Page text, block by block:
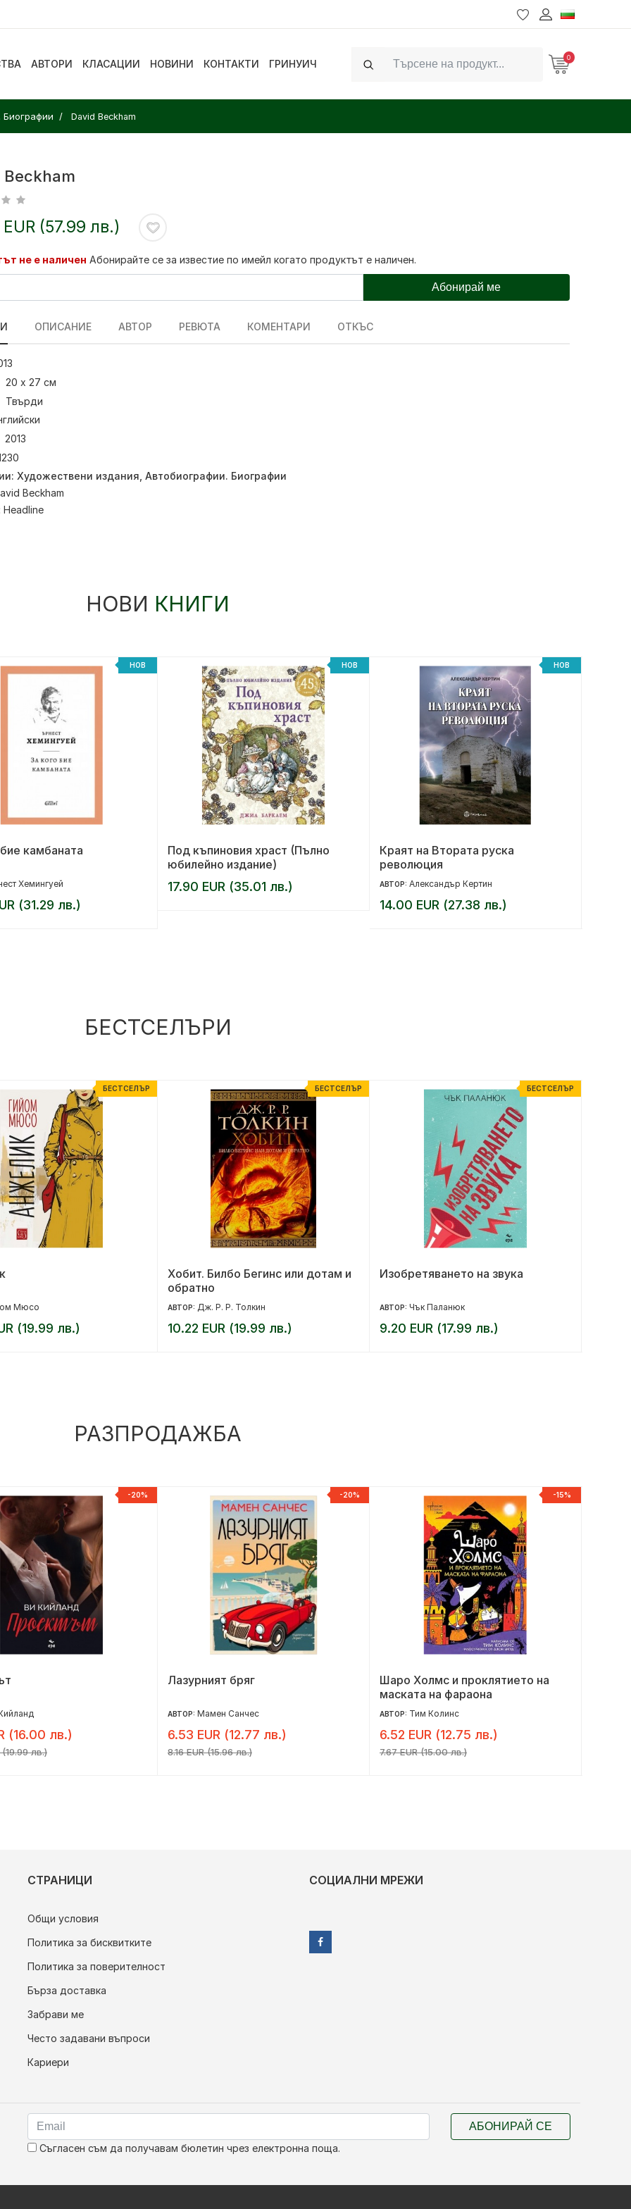
АВТОРИ КЛАСАЦИИ НОВИНИ КОНТАКТИ ГРИНУИЧ
Search
0
Биографии David Beckham
Beckham
(57.99 лв.)
не е наличен Абонирайте се за известие по имейл когато продуктът е наличен.
Абонирай ме
ОПИСАНИЕ АВТОР РЕВЮТА КОМЕНТАРИ ОТКЪС
20 х 27 см
Твърди
2013
Художествени издания Автобиографии. Биографии
Beckham
Headline
НОВИ КНИГИ
НОВ
камбаната
Хемингуей
(31.29 лв.)
НОВ
Под къпиновия храст (Пълно
юбилейно издание)
17.90 EUR (35.01 лв.)
НОВ
Краят на Втората руска
революция
АВТОР: Александър Кертин
14.00 EUR (27.38 лв.)
БЕСТСЕЛЪРИ
БЕСТСЕЛЪР
Мюсо
(19.99 лв.)
БЕСТСЕЛЪР
Хобит. Билбо Бегинс или дотам и
обратно
АВТОР: Дж. Р. Р. Толкин
10.22 EUR (19.99 лв.)
БЕСТСЕЛЪР
Изобретяването на звука
АВТОР: Чък Паланюк
9.20 EUR (17.99 лв.)
РАЗПРОДАЖБА
-20%
(16.00 лв.)
(19.99 лв.)
-20%
Лазурният бряг
АВТОР: Мамен Санчес
6.53 EUR (12.77 лв.)
8.16 EUR (15.96 лв.)
-15%
Шаро Холмс и проклятието на
маската на фараона
АВТОР: Тим Колинс
6.52 EUR (12.75 лв.)
7.67 EUR (15.00 лв.)
СТРАНИЦИ
Общи условия
Политика за бисквитките
Политика за поверителност
Бърза доставка
Забрави ме
Често задавани въпроси
Кариери
СОЦИАЛНИ МРЕЖИ
Съгласен съм да получавам бюлетин чрез електронна поща.
АБОНИРАЙ СЕ